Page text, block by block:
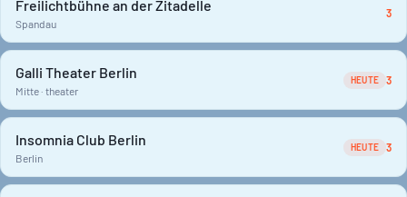
Freilichtbühne an der Zitadelle
Spandau
3
Galli Theater Berlin
Mitte · theater
HEUTE 3
Insomnia Club Berlin
Berlin
HEUTE 3